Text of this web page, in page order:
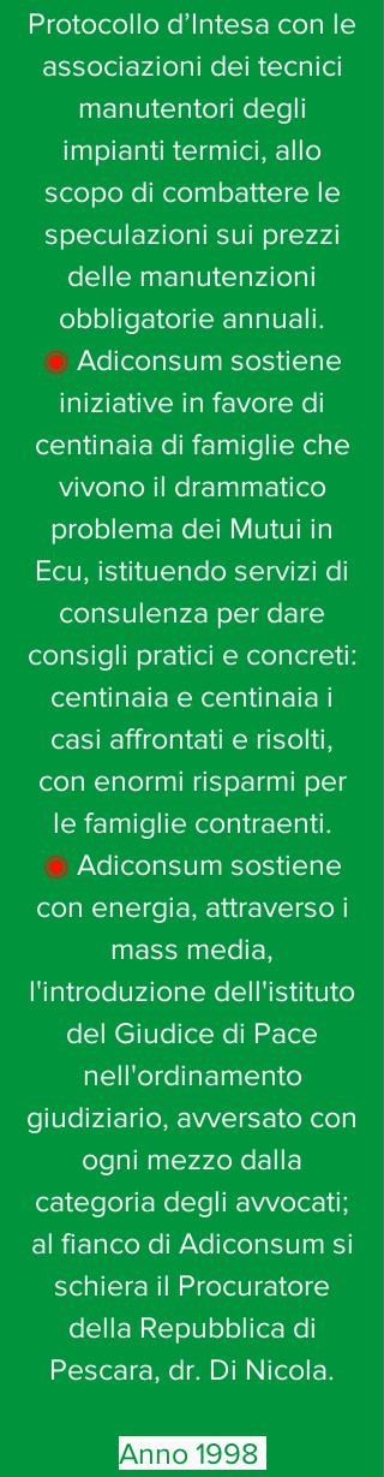
Protocollo d’Intesa con le
associazioni dei tecnici
manutentori degli
impianti termici, allo
scopo di combattere le
speculazioni sui prezzi
delle manutenzioni
obbligatorie annuali.
◉ Adiconsum sostiene
iniziative in favore di
centinaia di famiglie che
vivono il drammatico
problema dei Mutui in
Ecu, istituendo servizi di
consulenza per dare
consigli pratici e concreti:
centinaia e centinaia i
casi affrontati e risolti,
con enormi risparmi per
le famiglie contraenti.
◉ Adiconsum sostiene
con energia, attraverso i
mass media,
l'introduzione dell'istituto
del Giudice di Pace
nell'ordinamento
giudiziario, avversato con
ogni mezzo dalla
categoria degli avvocati;
al fianco di Adiconsum si
schiera il Procuratore
della Repubblica di
Pescara, dr. Di Nicola.
Anno 1998